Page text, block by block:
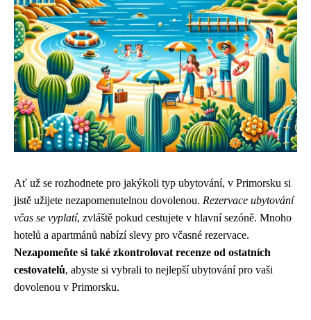
Ať už se rozhodnete pro jakýkoli typ ubytování, v Primorsku si
jistě užijete nezapomenutelnou dovolenou. Rezervace ubytování
včas se vyplatí, zvláště pokud cestujete v hlavní sezóně. Mnoho
hotelů a apartmánů nabízí slevy pro včasné rezervace.
Nezapomeňte si také zkontrolovat recenze od ostatních
cestovatelů, abyste si vybrali to nejlepší ubytování pro vaši
dovolenou v Primorsku.